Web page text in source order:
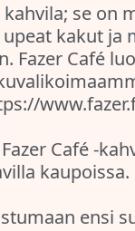
se on
kakut ja
Fazer Café
Café -
kaupoissa.
ensi